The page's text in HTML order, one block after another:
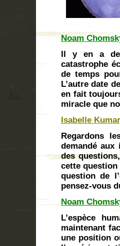
Noam
Il y en a
catastrophe
de temps
L’autre date
en fait
miracle que
Isabelle
Regardons
demandé aux
des
cette question
question de
pensez-vous
Noam
L’espèce
maintenant
une position